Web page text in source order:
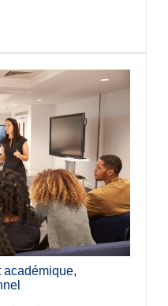
académique,